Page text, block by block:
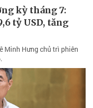
kỳ tháng 7:
tỷ USD, tăng
Minh Hưng chủ trì phiên